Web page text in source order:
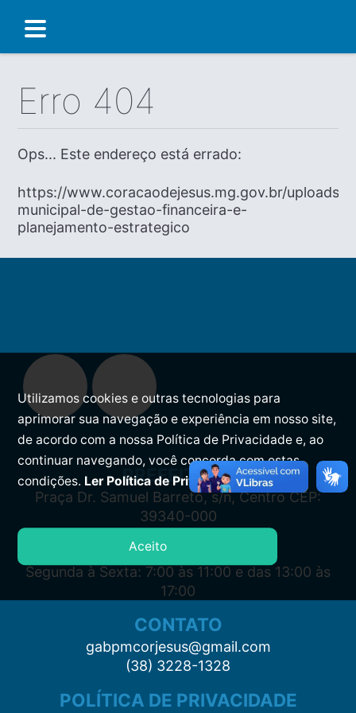
Erro 404
Ops... Este endereço está errado:
https://www.coracaodejesus.mg.gov.br/uploads/
municipal-de-gestao-financeira-e-
planejamento-estrategico
PREFEITURA
Praça Dr. Samuel Barreto, s/n, Centro CEP:
39340-000
ATENDIMENTO
Segunda à Sexta: 7:00 às 11:00 e das 13:00 às
17:00
CONTATO
gabpmcorjesus@gmail.com
(38) 3228-1328
POLÍTICA DE PRIVACIDADE
Utilizamos cookies e outras tecnologias para
aprimorar sua navegação e experiência em nosso site,
de acordo com a nossa Política de Privacidade e, ao
continuar navegando, você concorda com estas
condições. Ler Política de Privacidade.
Aceito